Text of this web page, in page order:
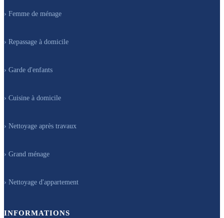
› Femme de ménage
› Repassage à domicile
› Garde d'enfants
› Cuisine à domicile
› Nettoyage après travaux
› Grand ménage
› Nettoyage d'appartement
INFORMATIONS